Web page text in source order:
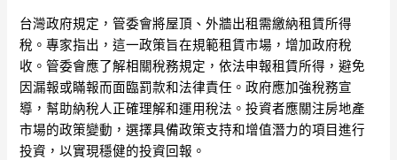
台灣政府規定，管委會將屋頂、外牆出租需繳納租賃所得
稅。專家指出，這一政策旨在規範租賃市場，增加政府稅
收。管委會應了解相關稅務規定，依法申報租賃所得，避免
因漏報或瞞報而面臨罰款和法律責任。政府應加強稅務宣
導，幫助納稅人正確理解和運用稅法。投資者應關注房地產
市場的政策變動，選擇具備政策支持和增值潛力的項目進行
投資，以實現穩健的投資回報。